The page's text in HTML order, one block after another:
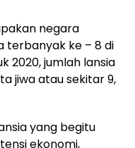
negara
terbanyak ke – 8 di
2020, jumlah lansia
jiwa atau sekitar 9,
yang begitu
ekonomi,